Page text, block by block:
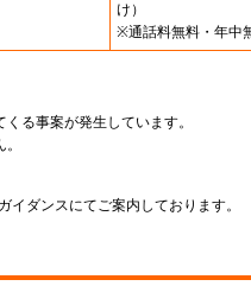
け）
※通話料無料・年中
る事案が発生しています。
ダンスにてご案内しております。